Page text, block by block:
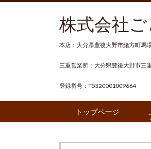
株式会社ご
本店：大分県豊後大野市緒方町馬
三重営業所：大分県豊後大野市三
登録番号：T5320001009664
トップページ